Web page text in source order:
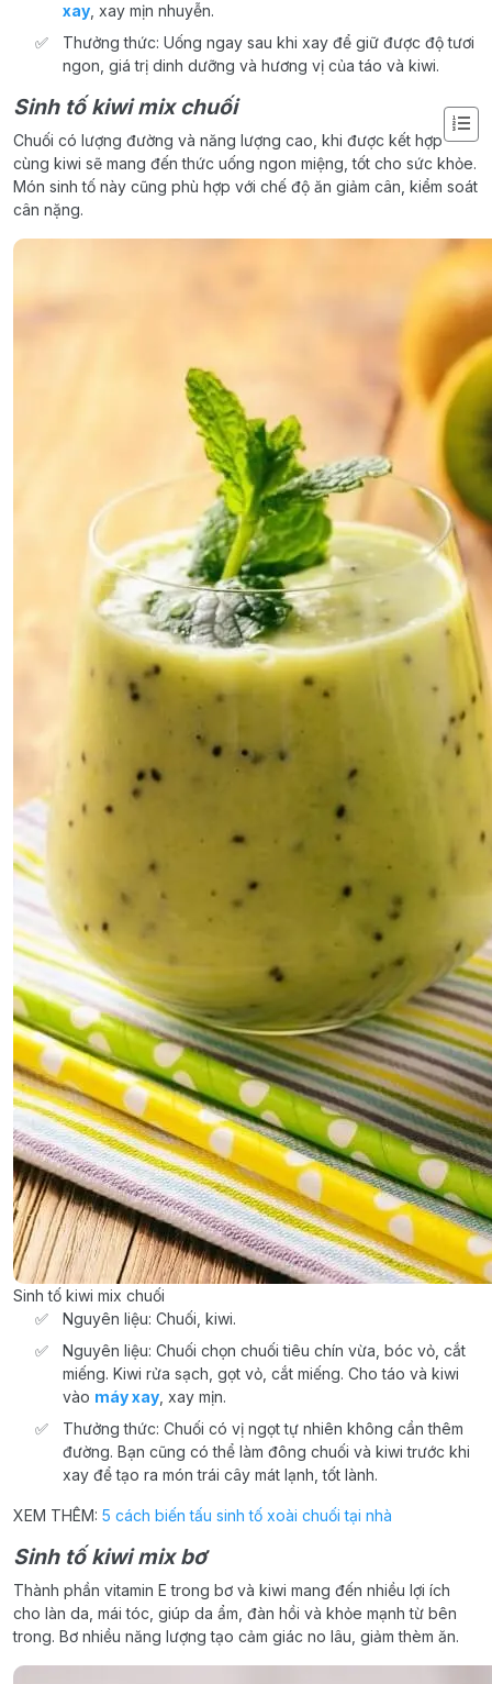
xay , xay mịn nhuyễn.
Thưởng thức: Uống ngay sau khi xay để giữ được độ tươi
ngon, giá trị dinh dưỡng và hương vị của táo và kiwi.
Sinh tố kiwi mix chuối
Chuối có lượng đường và năng lượng cao, khi được kết hợp
cùng kiwi sẽ mang đến thức uống ngon miệng, tốt cho sức khỏe.
Món sinh tố này cũng phù hợp với chế độ ăn giảm cân, kiểm soát
cân nặng.
Sinh tố kiwi mix chuối
Nguyên liệu: Chuối, kiwi.
Nguyên liệu: Chuối chọn chuối tiêu chín vừa, bóc vỏ, cắt
miếng. Kiwi rửa sạch, gọt vỏ, cắt miếng. Cho táo và kiwi
vào máy xay , xay mịn.
Thưởng thức: Chuối có vị ngọt tự nhiên không cần thêm
đường. Bạn cũng có thể làm đông chuối và kiwi trước khi
xay để tạo ra món trái cây mát lạnh, tốt lành.
XEM THÊM: 5 cách biến tấu sinh tố xoài chuối tại nhà
Sinh tố kiwi mix bơ
Thành phần vitamin E trong bơ và kiwi mang đến nhiều lợi ích
cho làn da, mái tóc, giúp da ẩm, đàn hồi và khỏe mạnh từ bên
trong. Bơ nhiều năng lượng tạo cảm giác no lâu, giảm thèm ăn.